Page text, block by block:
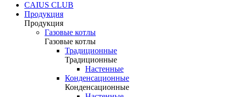
CAIUS CLUB
Продукция
Продукция
Газовые котлы
Газовые котлы
Традиционные
Традиционные
Настенные
Конденсационные
Конденсационные